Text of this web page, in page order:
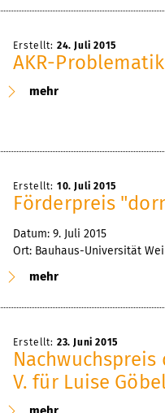
Erstellt: 24. Juli 2015
AKR-
mehr
Erstellt: 10. Juli 2015
Förderpreis
Datum: 9. Juli 2015
Ort: Bauhaus-Universität
mehr
Erstellt: 23. Juni 2015
Nachwuchspreis
V. für Luise Göbel